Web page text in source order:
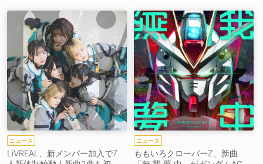
ニュース
LiVREAL、新メンバー加入で7
ニュース
ももいろクローバーZ、新曲